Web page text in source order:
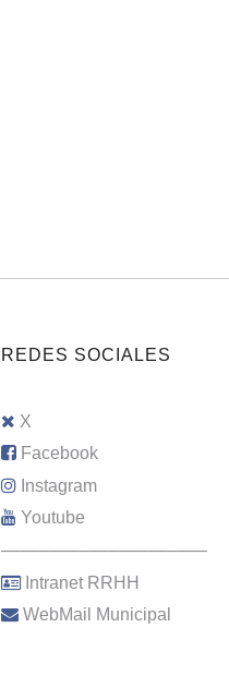
REDES SOCIALES
X
Facebook
Instagram
Youtube
–––––––––––––––––––––
Intranet RRHH
WebMail Municipal